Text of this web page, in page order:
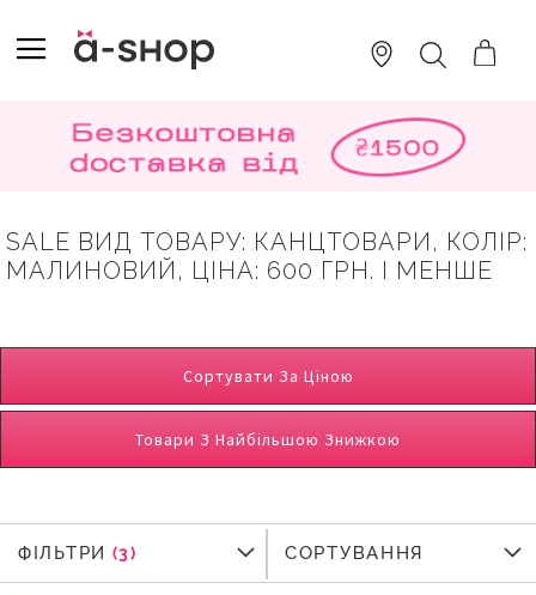
TO
CONTENT
ПОШУК
SALE ВИД ТОВАРУ: КАНЦТОВАРИ, КОЛІР:
МАЛИНОВИЙ, ЦІНА: 600 ГРН. І МЕНШЕ
Сортувати За Ціною
Товари З Найбільшою Знижкою
ФІЛЬТРИ
ФІЛЬТРИ СОРТУВАННЯ